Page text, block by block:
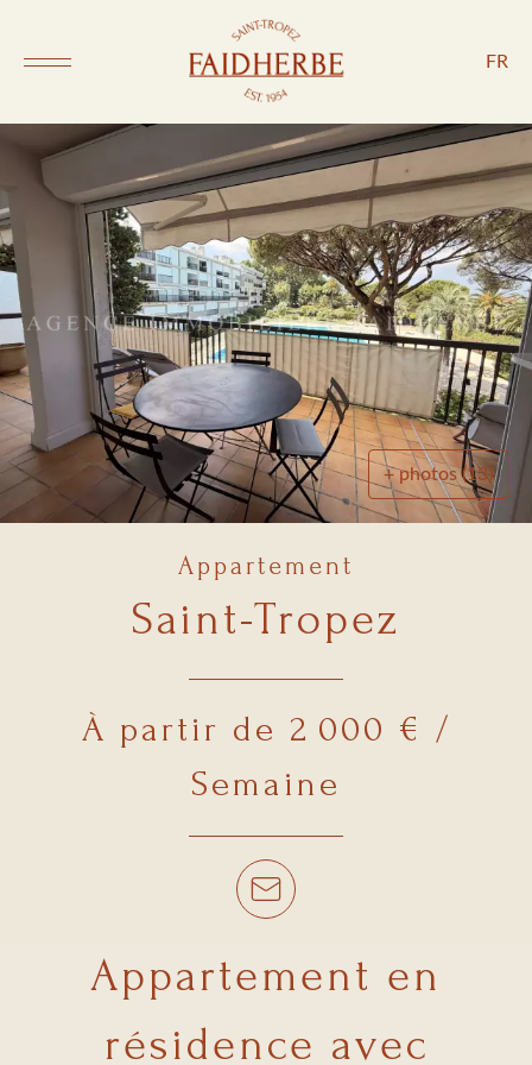
FR
+ photos (13)
Appartement
Saint-Tropez
À partir de 2 000 € /
Semaine
Appartement en
résidence avec